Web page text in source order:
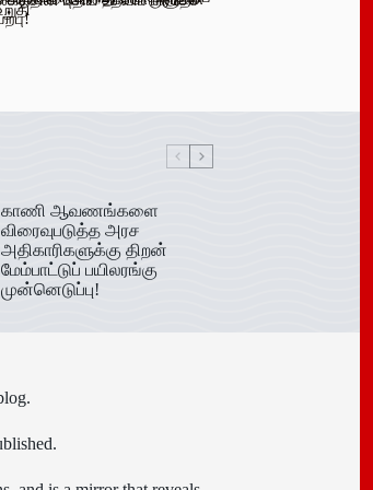
காணி ஆவணங்களை
விரைவுபடுத்த அரச
அதிகாரிகளுக்கு திறன்
மேம்பாட்டுப் பயிலரங்கு
முன்னெடுப்பு!